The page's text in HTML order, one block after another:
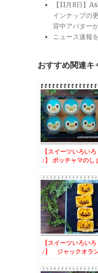
【11月8日】
インナップの
背中アバター
ニュース速報
おすすめ関連キ
【スイーツいろいろ
♪】 ポッチャマのし
【スイーツいろいろ
♪】 ジャックオラ